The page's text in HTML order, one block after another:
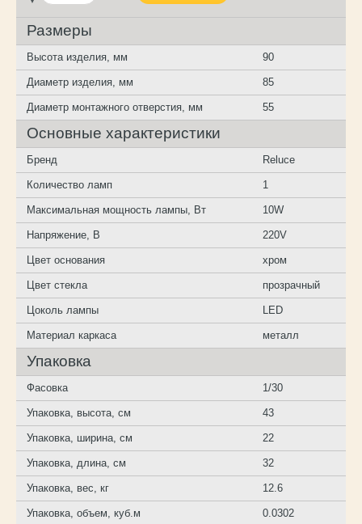
Размеры
Высота изделия, мм 90
Диаметр изделия, мм 85
Диаметр монтажного отверстия, мм 55
Основные характеристики
Бренд Reluce
Количество ламп 1
Максимальная мощность лампы, Вт 10W
Напряжение, В 220V
Цвет основания хром
Цвет стекла прозрачный
Цоколь лампы LED
Материал каркаса металл
Упаковка
Фасовка 1/30
Упаковка, высота, см 43
Упаковка, ширина, см 22
Упаковка, длина, см 32
Упаковка, вес, кг 12.6
Упаковка, объем, куб.м 0.0302